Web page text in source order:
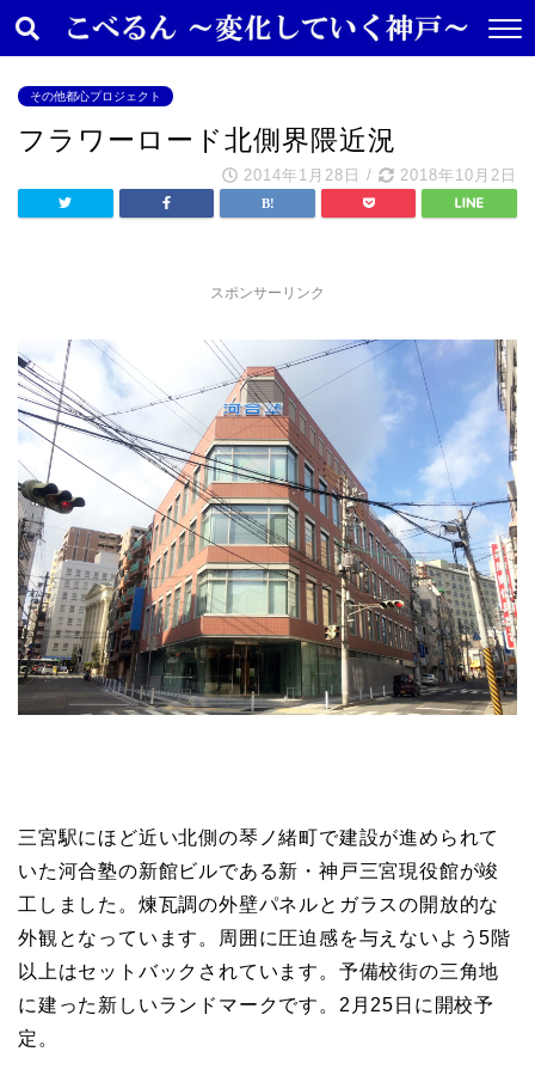
その他都心プロジェクト
フラワーロード北側界隈近況
2014年1月28日 / 2018年10月2日
スポンサーリンク
三宮駅にほど近い北側の琴ノ緒町で建設が進められて
いた河合塾の新館ビルである新・神戸三宮現役館が竣
工しました。煉瓦調の外壁パネルとガラスの開放的な
外観となっています。周囲に圧迫感を与えないよう5階
以上はセットバックされています。予備校街の三角地
に建った新しいランドマークです。2月25日に開校予
定。